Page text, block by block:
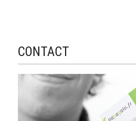
CONTACT